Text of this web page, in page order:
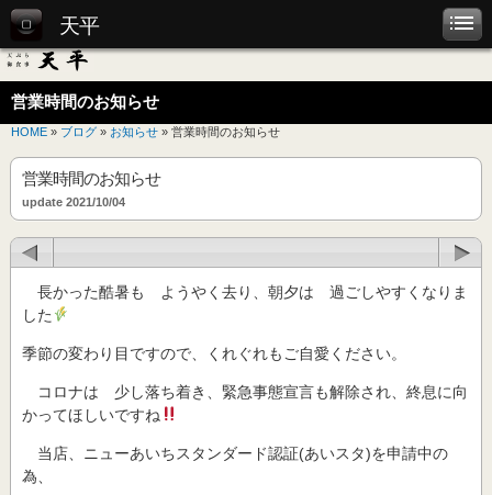
天平
営業時間のお知らせ
HOME » ブログ » お知らせ » 営業時間のお知らせ
営業時間のお知らせ
update 2021/10/04
長かった酷暑も ようやく去り、朝夕は 過ごしやすくなりま
した
季節の変わり目ですので、くれぐれもご自愛ください。
コロナは 少し落ち着き、緊急事態宣言も解除され、終息に向
かってほしいですね
当店、ニューあいちスタンダード認証(あいスタ)を申請中の
為、